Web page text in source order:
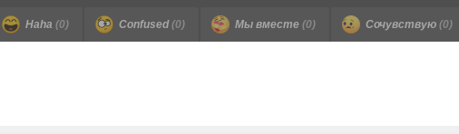
Haha (0) Confused(0) Мы вместе (0) Сочувствую (0)